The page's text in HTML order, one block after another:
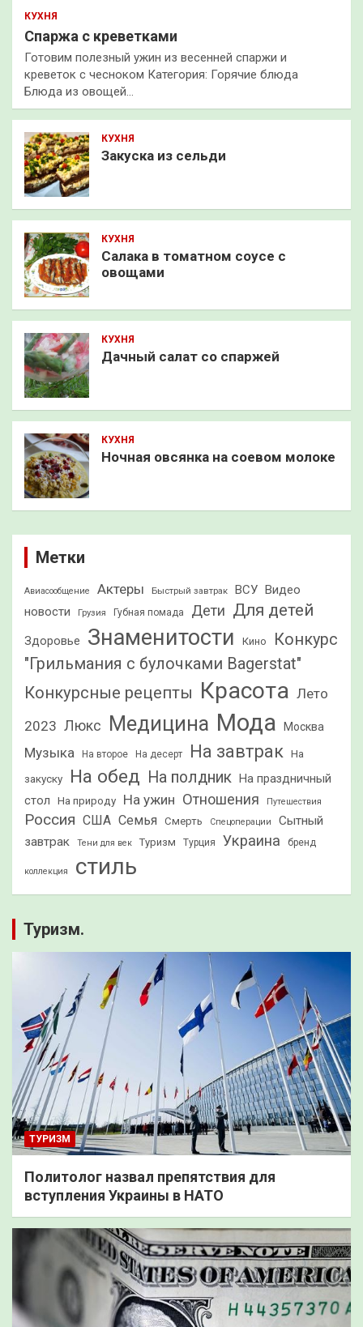
КУХНЯ
Спаржа с креветками
Готовим полезный ужин из весенней спаржи и
креветок с чесноком Категория: Горячие блюда
Блюда из овощей…
КУХНЯ
Закуска из сельди
КУХНЯ
Салака в томатном соусе с
овощами
КУХНЯ
Дачный салат со спаржей
КУХНЯ
Ночная овсянка на соевом молоке
Метки
Авиасообщение Актеры Быстрый завтрак ВСУ
Видео
новости
Грузия Губная помада Дети Для детей
Здоровье Знаменитости Кино
Конкурс
"Грильмания с булочками Bagerstat"
Конкурсные рецепты Красота Лето
2023 Люкс Медицина Мода Москва
Музыка На второе На десерт На завтрак На
закуску На обед На полдник
На праздничный
стол
На природу На ужин Отношения Путешествия
Россия США Семья Смерть Спецоперации
Сытный
завтрак
Тени для век Туризм Турция Украина бренд
коллекция стиль
Туризм.
ТУРИЗМ
Политолог назвал препятствия для
вступления Украины в НАТО